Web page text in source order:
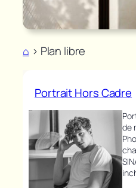
⌂ > Plan libre
Portrait Hors Cadre
de